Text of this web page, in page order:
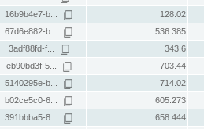
16b9b4e7-b... 128.02
67d6e882-b... 536.385
3adf88fd-f... 343.6
eb90bd3f-5... 703.44
5140295e-b... 714.02
b02ce5c0-6... 605.273
391bbba5-8... 658.444